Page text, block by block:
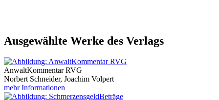
Ausgewählte Werke des Verlags
AnwaltKommentar RVG
Norbert Schneider, Joachim Volpert
mehr Informationen